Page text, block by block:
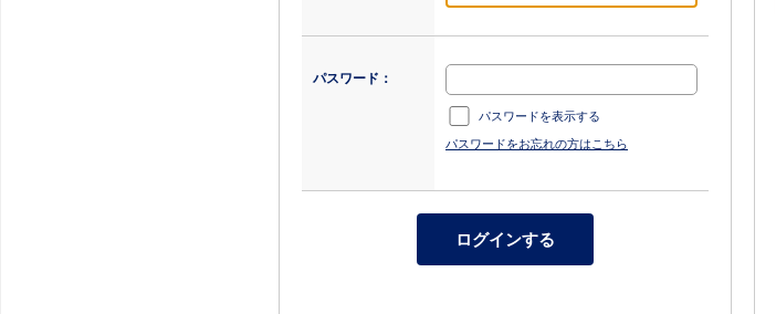
パスワード：
パスワードを表示する
パスワードをお忘れの方はこちら